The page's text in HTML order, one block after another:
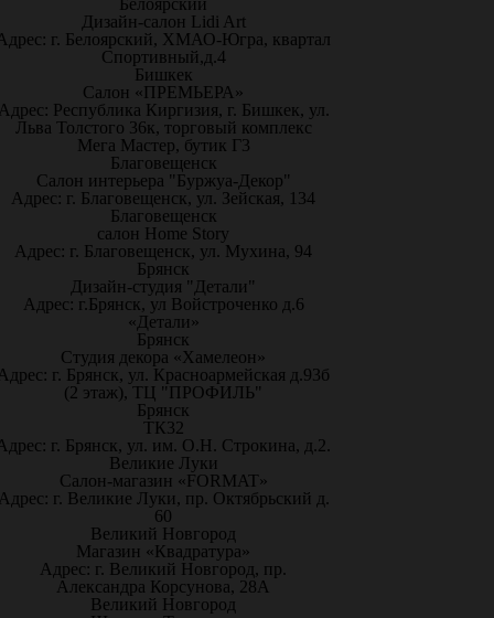
Белоярский
Дизайн-салон Lidi Art
г. Белоярский, ХМАО-Югра, квартал
Спортивный,д.4
Бишкек
Салон «ПРЕМЬЕРА»
Республика Киргизия, г. Бишкек, ул.
Льва Толстого 36к, торговый комплекс
Мега Мастер, бутик Г3
Благовещенск
Салон интерьера "Буржуа-Декор"
Адрес: г. Благовещенск, ул. Зейская, 134
Благовещенск
салон Home Story
Адрес: г. Благовещенск, ул. Мухина, 94
Брянск
Дизайн-студия "Детали"
Адрес: г.Брянск, ул Войстроченко д.6
«Детали»
Брянск
Студия декора «Хамелеон»
г. Брянск, ул. Красноармейская д.93б
(2 этаж), ТЦ "ПРОФИЛЬ"
Брянск
ТК32
г. Брянск, ул. им. О.Н. Строкина, д.2.
Великие Луки
Салон-магазин «FORMAT»
г. Великие Луки, пр. Октябрьский д.
60
Великий Новгород
Магазин «Квадратура»
Адрес: г. Великий Новгород, пр.
Александра Корсунова, 28А
Великий Новгород